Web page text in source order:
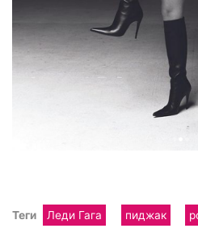
Теги Леди Гага пиджак